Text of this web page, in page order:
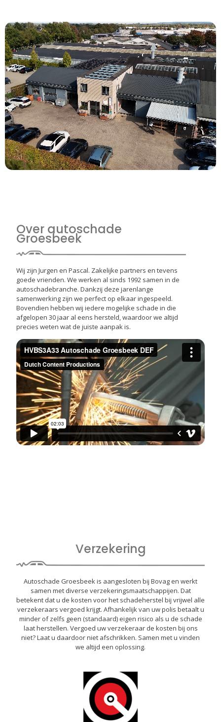
Over autoschade
Groesbeek
Wij zijn Jurgen en Pascal. Zakelijke partners en tevens
goede vrienden. We werken al sinds 1992 samen in de
autoschadebranche. Dankzij deze jarenlange
samenwerking zijn we perfect op elkaar ingespeeld.
Bovendien hebben wij iedere mogelijke schade in die
afgelopen 30 jaar al eens hersteld, waardoor we altijd
precies weten wat de juiste aanpak is.
Verzekering
Autoschade Groesbeek is aangesloten bij Bovag en werkt
samen met diverse verzekeringsmaatschappijen. Dat
betekent dat u de kosten voor het schadeherstel bij vrijwel alle
verzekeraars vergoed krijgt. Afhankelijk van uw polis betaalt u
minder of zelfs geen (standaard) eigen risico als u de schade
laat herstellen. Vergoed uw verzekeraar de kosten bij ons
niet? Laat u daardoor niet afschrikken. Samen met u vinden
we altijd een oplossing.